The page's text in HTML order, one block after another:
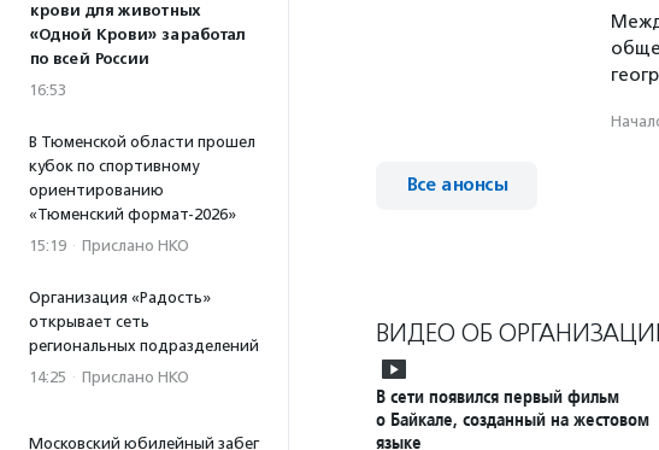
крови для животных
«Одной Крови» заработал
по всей России
16:53
В Тюменской области прошел
кубок по спортивному
ориентированию
«Тюменский формат-2026»
15:19 · Прислано НКО
Организация «Радость»
открывает сеть
региональных подразделений
14:25 · Прислано НКО
Московский юбилейный забег
Все анонсы
ВИДЕО ОБ
В сети появился первый фильм
о Байкале, созданный на жестовом
языке